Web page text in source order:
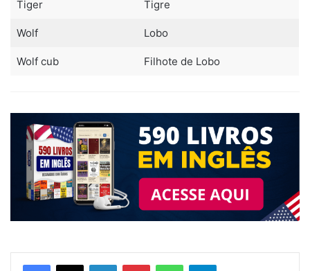
Tiger Tigre
Wolf Lobo
Wolf cub Filhote de Lobo
LinkedinPinterestWhatsAppTelegram